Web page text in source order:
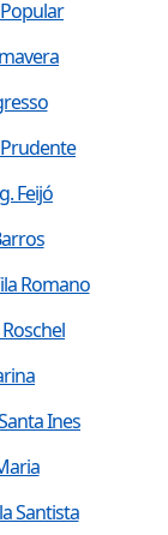
Feijó
Romano
Ines
Santista